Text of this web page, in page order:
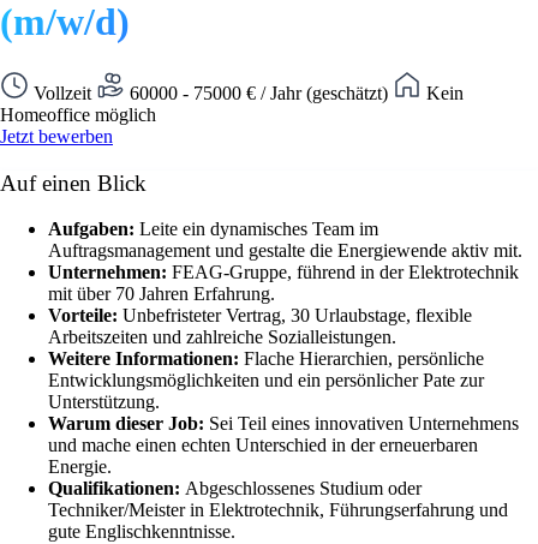
(m/w/d)
Vollzeit 60000 - 75000 € / Jahr (geschätzt)
Kein
Homeoffice möglich
Jetzt bewerben
Auf einen Blick
Aufgaben: Leite ein dynamisches Team im
Auftragsmanagement und gestalte die Energiewende aktiv mit.
Unternehmen: FEAG-Gruppe, führend in der Elektrotechnik
mit über 70 Jahren Erfahrung.
Vorteile: Unbefristeter Vertrag, 30 Urlaubstage, flexible
Arbeitszeiten und zahlreiche Sozialleistungen.
Weitere Informationen: Flache Hierarchien, persönliche
Entwicklungsmöglichkeiten und ein persönlicher Pate zur
Unterstützung.
Warum dieser Job: Sei Teil eines innovativen Unternehmens
und mache einen echten Unterschied in der erneuerbaren
Energie.
Qualifikationen: Abgeschlossenes Studium oder
Techniker/Meister in Elektrotechnik, Führungserfahrung und
gute Englischkenntnisse.